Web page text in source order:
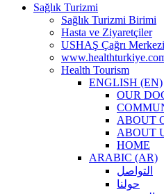
Sağlık Turizmi
Sağlık Turizmi Birimi
Hasta ve Ziyaretçiler
USHAŞ Çağrı Merkezi
Health Tourism
ENGLISH (EN)
OUR
ABOUT
ABOUT
HOME
ARABIC (AR)
التواصل
حولنا